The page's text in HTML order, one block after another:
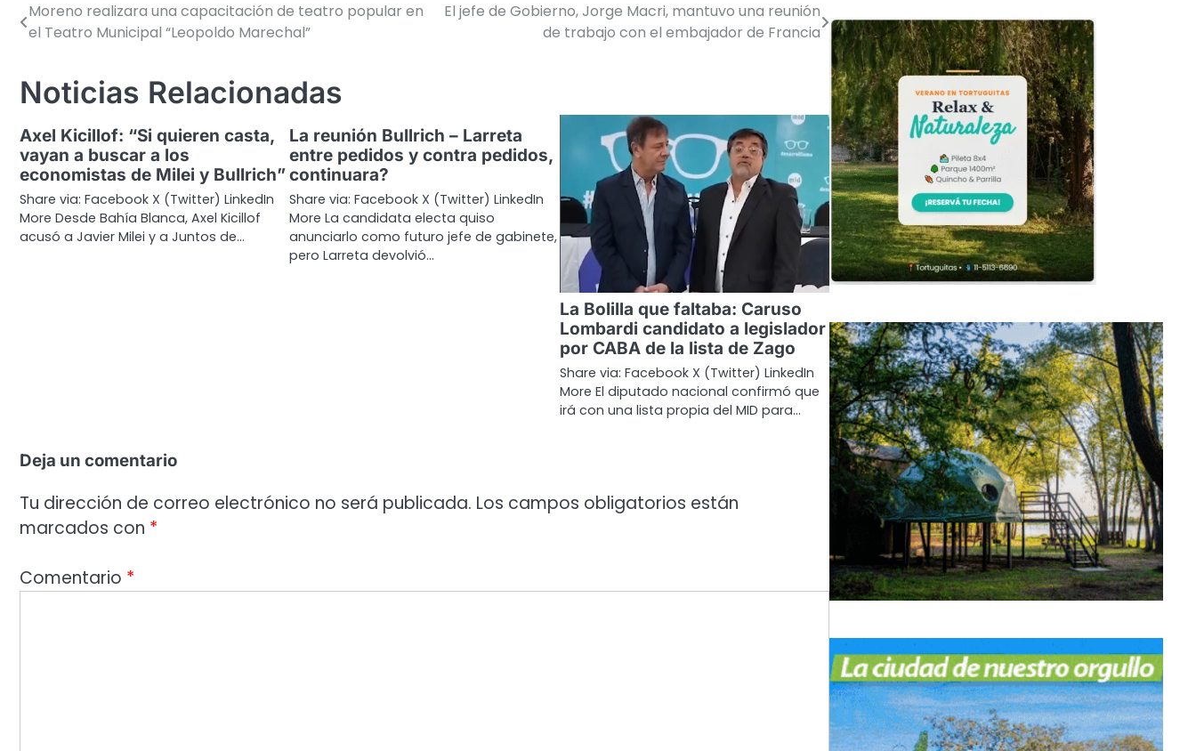
Navegación
entradas
Moreno realizara una capacitación de teatro popular en
el Teatro Municipal “Leopoldo Marechal”
El jefe de Gobierno, Jorge Macri, mantuvo una reunión
de trabajo con el embajador de Francia
Noticias Relacionadas
Axel Kicillof: “Si quieren casta,
vayan a buscar a los
economistas de Milei y Bullrich”
Share via: Facebook X (Twitter) LinkedIn
More Desde Bahía Blanca, Axel Kicillof
acusó a Javier Milei y a Juntos de…
La reunión Bullrich – Larreta
entre pedidos y contra pedidos,
continuara?
Share via: Facebook X (Twitter) LinkedIn
More La candidata electa quiso
anunciarlo como futuro jefe de gabinete,
pero Larreta devolvió…
La Bolilla que faltaba: Caruso
Lombardi candidato a legislador
por CABA de la lista de Zago
Share via: Facebook X (Twitter) LinkedIn
More El diputado nacional confirmó que
irá con una lista propia del MID para…
Deja un comentario
Tu dirección de correo electrónico no será publicada. Los campos obligatorios están
marcados con *
Comentario *